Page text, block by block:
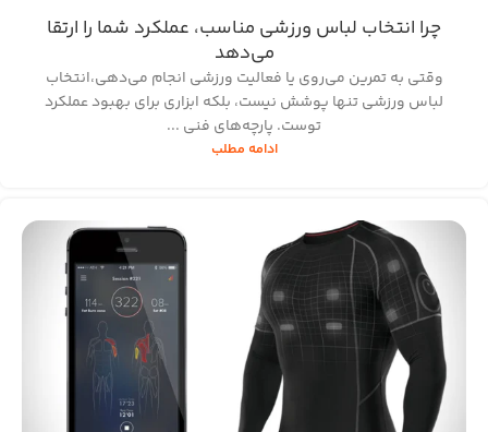
چرا انتخاب لباس ورزشی مناسب، عملکرد شما را ارتقا
می‌دهد
وقتی به تمرین می‌روی یا فعالیت ورزشی انجام می‌دهی،انتخاب
لباس ورزشی‌ تنها پوشش نیست، بلکه ابزاری برای بهبود عملکرد
توست. پارچه‌های فنی ...
ادامه مطلب